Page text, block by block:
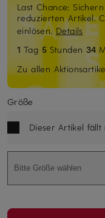
Last Chance:
reduzierten Artikel.
einlösen.Details
1 Tag 5 Stunden 34
Zu allen
Größe
Dieser Artikel fällt
Bitte Größe wählen